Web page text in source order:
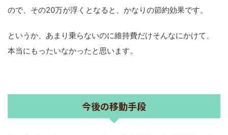
ので、その20万が浮くとなると、かなりの節約効果です。
というか、あまり乗らないのに維持費だけそんなにかけて、
本当にもったいなかったと思います。
今後の移動手段